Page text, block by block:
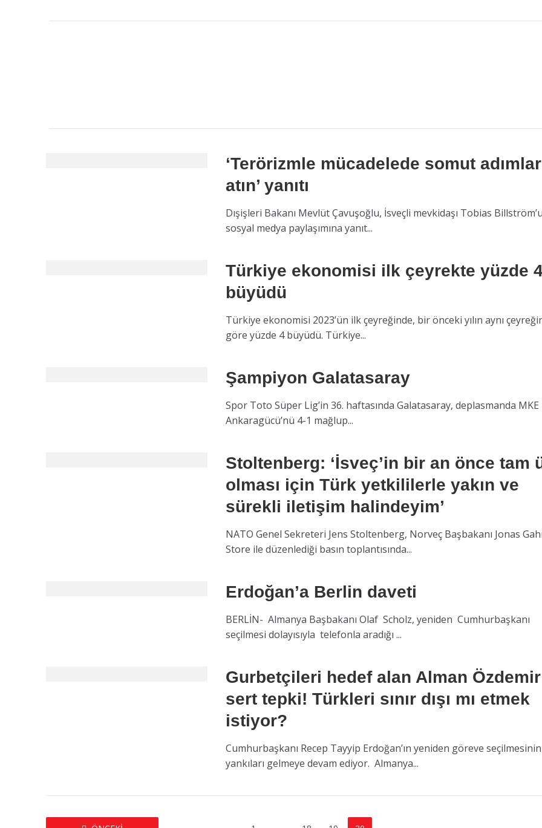
‘Terörizmle mücadelede somut adımlar
atın’ yanıtı
Dışişleri Bakanı Mevlüt Çavuşoğlu, İsveçli mevkidaşı Tobias
sosyal medya paylaşımına yanıt...
Türkiye ekonomisi ilk çeyrekte yüzde
büyüdü
Türkiye ekonomisi 2023’ün ilk çeyreğinde, bir önceki yılın aynı
göre yüzde 4 büyüdü. Türkiye...
Şampiyon Galatasaray
Spor Toto Süper Lig’in 36. haftasında Galatasaray, deplasmanda MKE
Ankaragücü’nü 4-1 mağlup...
Stoltenberg: ‘İsveç’in bir an önce tam
olması için Türk yetkililerle yakın ve
sürekli iletişim halindeyim’
NATO Genel Sekreteri Jens Stoltenberg, Norveç Başbakanı Jonas
Store ile düzenlediği basın toplantısında...
Erdoğan’a Berlin daveti
BERLİN- Almanya Başbakanı Olaf Scholz, yeniden Cumhurbaşkanı
seçilmesi dolayısıyla telefonla aradığı ...
Gurbetçileri hedef alan Alman
sert tepki! Türkleri sınır dışı mı etmek
istiyor?
Cumhurbaşkanı Recep Tayyip Erdoğan’ın yeniden göreve seçilmesinin
yankıları gelmeye devam ediyor. Almanya...